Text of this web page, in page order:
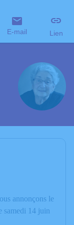
E-mail Lien
annonçons le
samedi 14 juin